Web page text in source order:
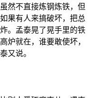
然不直接炼钢炼铁，但
果有人来搞破坏，把总
。孟泰晃了晃手里的铁
炉就在，谁要敢使坏，
又说。